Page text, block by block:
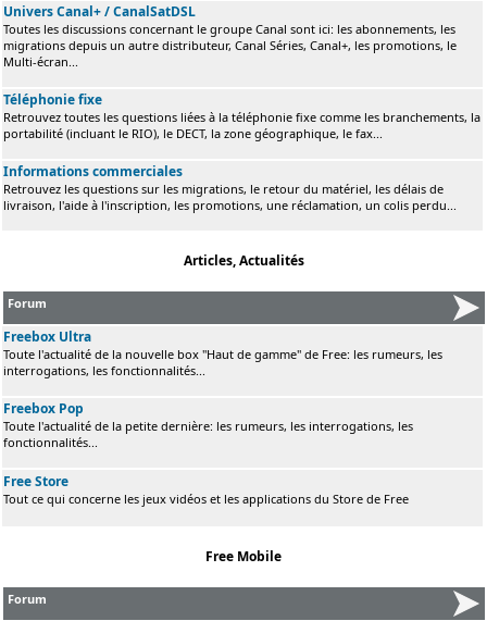
Univers Canal+ / CanalSatDSL
Toutes les discussions concernant le groupe Canal sont ici: les abonnements, les
migrations depuis un autre distributeur, Canal Séries, Canal+, les promotions, le
Multi-écran...
Téléphonie fixe
Retrouvez toutes les questions liées à la téléphonie fixe comme les branchements, la
portabilité (incluant le RIO), le DECT, la zone géographique, le fax...
Informations commerciales
Retrouvez les questions sur les migrations, le retour du matériel, les délais de
livraison, l'aide à l'inscription, les promotions, une réclamation, un colis perdu...
Articles, Actualités
Forum
Freebox Ultra
Toute l'actualité de la nouvelle box "Haut de gamme" de Free: les rumeurs, les
interrogations, les fonctionnalités...
Freebox Pop
Toute l'actualité de la petite dernière: les rumeurs, les interrogations, les
fonctionnalités...
Free Store
Tout ce qui concerne les jeux vidéos et les applications du Store de Free
Free Mobile
Forum